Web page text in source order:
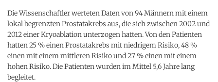
Die Wissenschaftler werteten Daten von 94 Männern mit einem
lokal begrenzten Prostatakrebs aus, die sich zwischen 2002 und
2012 einer Kryoablation unterzogen hatten. Von den Patienten
hatten 25 % einen Prostatakrebs mit niedrigem Risiko, 48 %
einen mit einem mittleren Risiko und 27 % einen mit einem
hohen Risiko. Die Patienten wurden im Mittel 5,6 Jahre lang
begleitet.